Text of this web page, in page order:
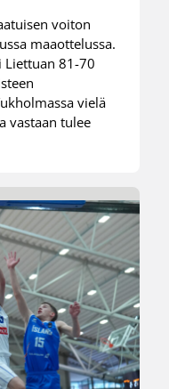
voiton
maaottelussa.
Liettuan 81-70
vielä
vastaan tulee